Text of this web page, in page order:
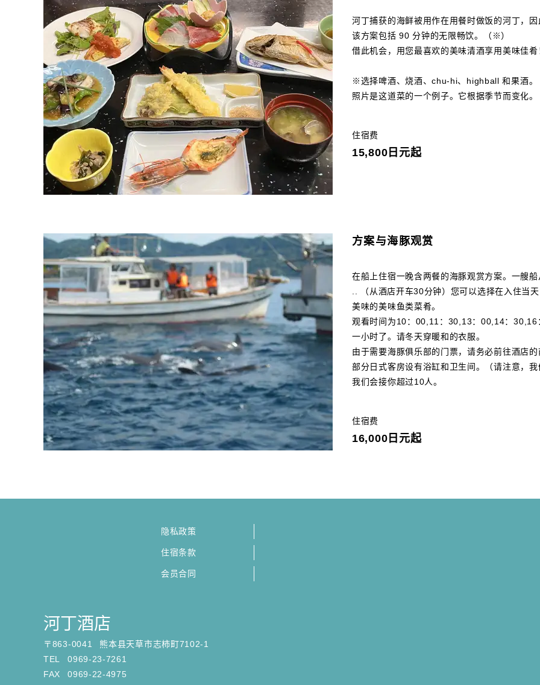
河丁捕获的海鲜被用作在用餐时做饭的河丁，
该方案包括 90 分钟的无限畅饮。（※）
借此机会，用您最喜欢的美味清酒享用美味佳肴
※选择啤酒、烧酒、chu-hi、highball 和果酒。
照片是这道菜的一个例子。它根据季节而变化。
住宿费
15,800日元起
方案与海豚观赏
在船上住宿一晚含两餐的海豚观赏方案。一艘
.. （从酒店开车30分钟）您可以选择在入住当
美味的美味鱼类菜肴。
观看时间为10：00,11：30,13：00,14：30,16
一小时了。请冬天穿暖和的衣服。
由于需要海豚俱乐部的门票，请务必前往酒店
部分日式客房设有浴缸和卫生间。（请注意，
我们会接你超过10人。
住宿费
16,000日元起
隐私政策
住宿条款
会员合同
河丁酒店
〒863-0041
熊本县天草市志柿町7102-1
TEL
0969-23-7261
FAX
0969-22-4975